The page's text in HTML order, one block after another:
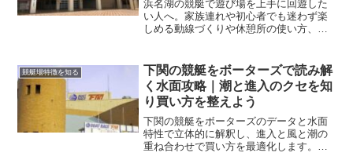
浜名湖の競艇で遊び場を上手に回遊した
い人へ。家族連れや初心者でも迷わず楽
しめる動線づくりや休憩所の使い方、天
競艇場特徴を知る
下関の競艇をボーターズで読み解
く水面攻略｜潮と進入のクセを知
り買い方を整えよう
下関の競艇をボーターズのデータと水面
特性で立体的に解釈し、進入と風と潮の
重ね合わせで買い方を最適化します。夜